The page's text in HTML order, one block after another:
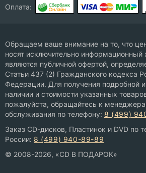
Оплата:
Обращаем ваше внимание на то, что
носят исключительно информационный
являются публичной офертой,
Статьи 437 (2) Гражданского кодекса
Федерации. Для получения подробной
наличии и стоимости указанных
пожалуйста, обращайтесь к
обслуживания по телефону: 8 (499)
Заказ CD-дисков, Пластинок и DVD по
России: 8 (499) 940-89-89
© 2008-2026, «CD В ПОДАРОК»